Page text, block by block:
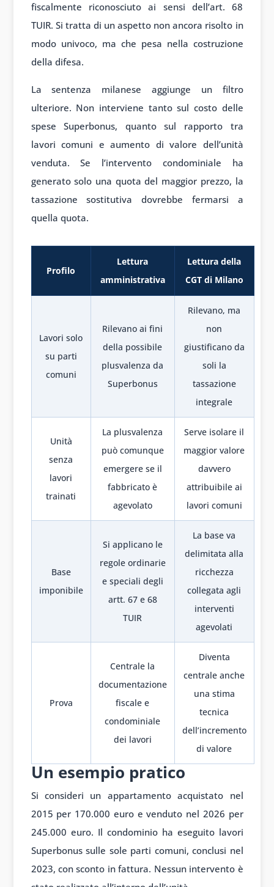
fiscalmente riconosciuto ai sensi dell’art. 68
TUIR. Si tratta di un aspetto non ancora risolto in
modo univoco, ma che pesa nella costruzione
della difesa.
La sentenza milanese aggiunge un filtro
ulteriore. Non interviene tanto sul costo delle
spese Superbonus, quanto sul rapporto tra
lavori comuni e aumento di valore dell’unità
venduta. Se l’intervento condominiale ha
generato solo una quota del maggior prezzo, la
tassazione sostitutiva dovrebbe fermarsi a
quella quota.
Profilo
Lettura
amministrativa
Lettura della
CGT di Milano
Lavori solo
su parti
comuni
Rilevano ai fini
della possibile
plusvalenza da
Superbonus
Rilevano, ma
non
giustificano da
soli la
tassazione
integrale
Unità
senza
lavori
trainati
La plusvalenza
può comunque
emergere se il
fabbricato è
agevolato
Serve isolare il
maggior valore
davvero
attribuibile ai
lavori comuni
Base
imponibile
Si applicano le
regole ordinarie
e speciali degli
artt. 67 e 68
TUIR
La base va
delimitata alla
ricchezza
collegata agli
interventi
agevolati
Prova
Centrale la
documentazione
fiscale e
condominiale
dei lavori
Diventa
centrale anche
una stima
tecnica
dell’incremento
di valore
Un esempio pratico
Si consideri un appartamento acquistato nel
2015 per 170.000 euro e venduto nel 2026 per
245.000 euro. Il condominio ha eseguito lavori
Superbonus sulle sole parti comuni, conclusi nel
2023, con sconto in fattura. Nessun intervento è